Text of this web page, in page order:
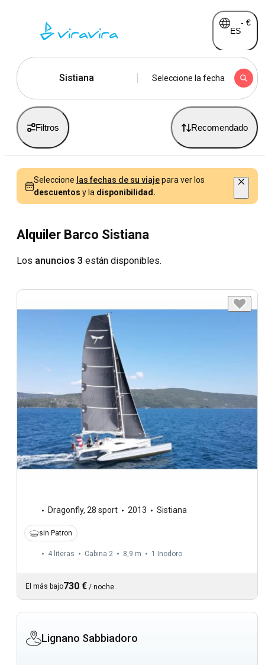
ES
- €
Sistiana Seleccione la fecha
Filtros Recomendado
Seleccione las fechas de su viajepara ver los
descuentos y la disponibilidad.
Alquiler Barco Sistiana
Los anuncios 3 están disponibles.
Dragonfly, 28 sport 2013 Sistiana
sin Patron
4 literas Cabina 2 8,9 m 1 Inodoro
El más bajo730 € / noche
Lignano Sabbiadoro